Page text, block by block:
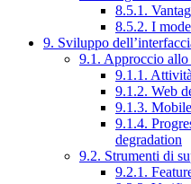
8.5.1.
8.5.2. I
9. Sviluppo
9.1. Approccio
9.1.1.
9.1.2. Web
9.1.3.
9.1.4.
degradation
9.2. Strumenti di
9.2.1.